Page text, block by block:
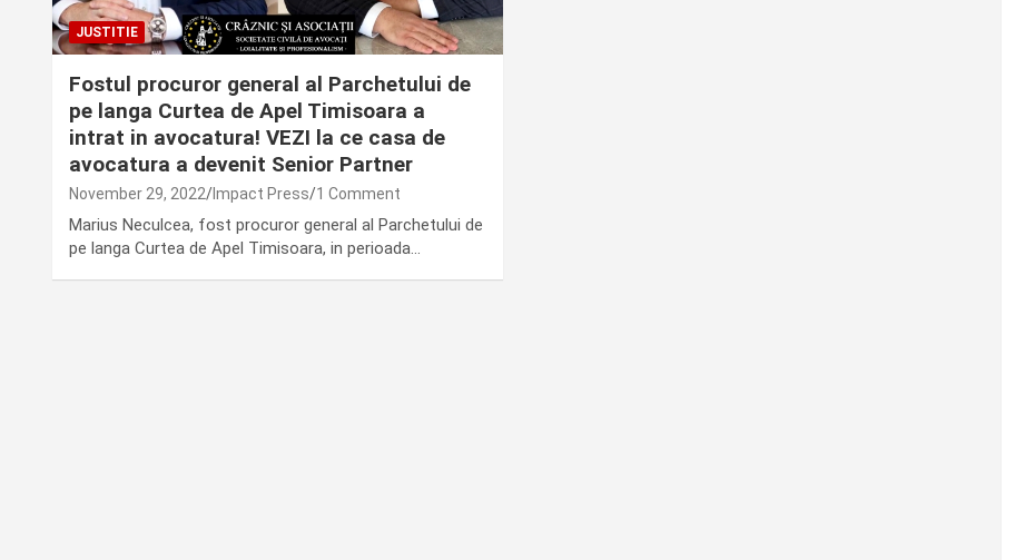
JUSTITIE
Fostul procuror general al Parchetului de
pe langa Curtea de Apel Timisoara a
intrat in avocatura! VEZI la ce casa de
avocatura a devenit Senior Partner
November 29, 2022 Impact Press 1 Comment
Marius Neculcea, fost procuror general al Parchetului de
pe langa Curtea de Apel Timisoara, in perioada…